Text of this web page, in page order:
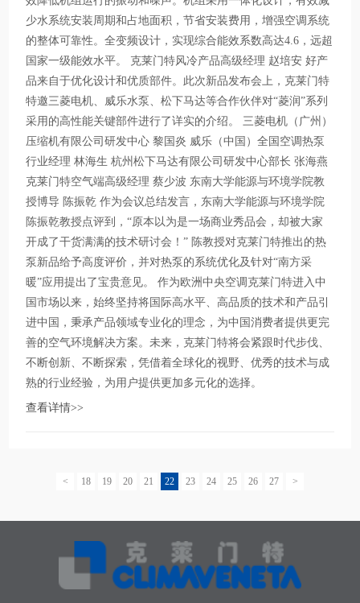
少水系统安装周期和占地面积，节省安装费用，增强空调系统
的整体可靠性。全变频设计，实现综合能效系数高达4.6，远超
国家一级能效水平。 克莱门特风冷产品高级经理 赵培安 好产
品来自于优化设计和优质部件。此次新品发布会上，克莱门特
特邀三菱电机、威乐水泵、松下马达等合作伙伴对“菱润”系列
采用的高性能关键部件进行了详实的介绍。 三菱电机（广州）
压缩机有限公司研发中心 黎国炎 威乐（中国）全国空调热泵
行业经理 林海生 杭州松下马达有限公司研发中心部长 张海燕
克莱门特空气端高级经理 蔡少波 东南大学能源与环境学院教
授博导 陈振乾 作为会议总结发言，东南大学能源与环境学院
陈振乾教授点评到，“原本以为是一场商业秀品会，却被大家
开成了干货满满的技术研讨会！” 陈教授对克莱门特推出的热
泵新品给予高度评价，并对热泵的系统优化及针对“南方采
暖”应用提出了宝贵意见。 作为欧洲中央空调克莱门特进入中
国市场以来，始终坚持将国际高水平、高品质的技术和产品引
进中国，秉承产品领域专业化的理念，为中国消费者提供更完
善的空气环境解决方案。未来，克莱门特将会紧跟时代步伐、
不断创新、不断探索，凭借着全球化的视野、优秀的技术与成
熟的行业经验，为用户提供更加多元化的选择。
查看详情>>
< 18 19 20 21 22 23 24 25 26 27 >